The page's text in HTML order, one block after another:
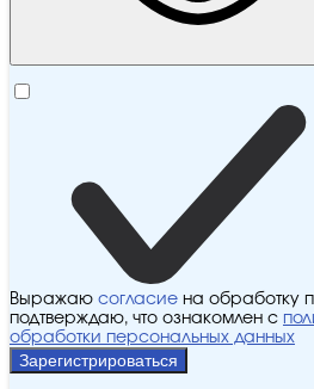
Выражаю согласие на обработку
подтверждаю, что ознакомлен с
обработки персональных данных
Зарегистрироваться